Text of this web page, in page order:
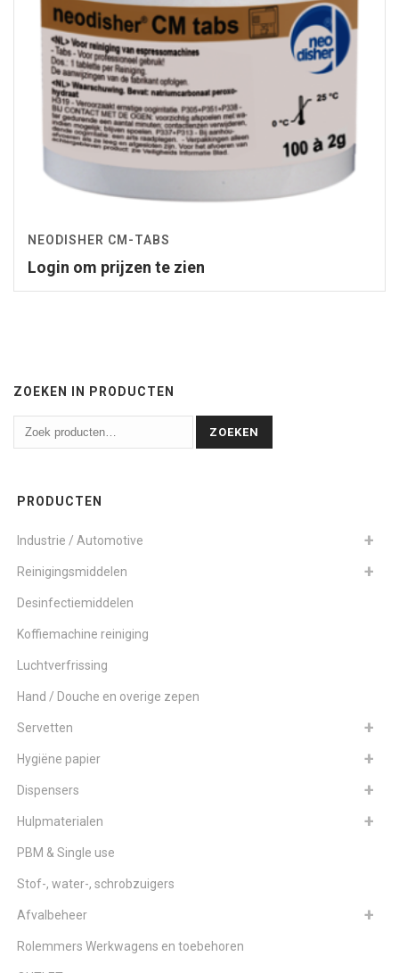
NEODISHER CM-TABS
Login om prijzen te zien
ZOEKEN IN PRODUCTEN
ZOEKEN
PRODUCTEN
Industrie / Automotive
Reinigingsmiddelen
Desinfectiemiddelen
Koffiemachine reiniging
Luchtverfrissing
Hand / Douche en overige zepen
Servetten
Hygiëne papier
Dispensers
Hulpmaterialen
PBM & Single use
Stof-, water-, schrobzuigers
Afvalbeheer
Rolemmers Werkwagens en toebehoren